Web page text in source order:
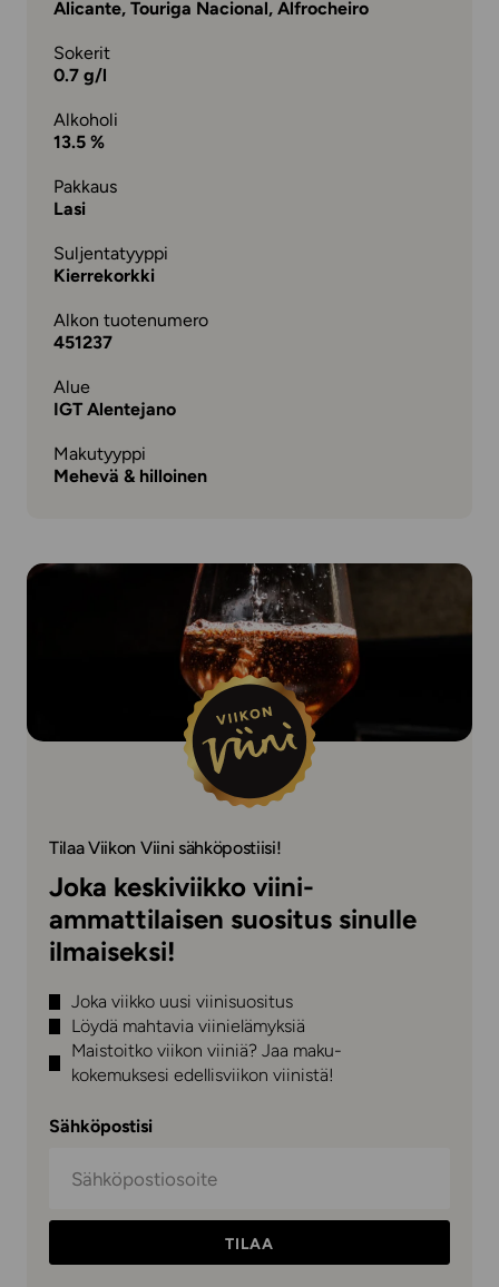
Alicante, Touriga Nacional, Alfrocheiro
Sokerit
0.7 g/l
Alkoholi
13.5 %
Pakkaus
Lasi
Suljentatyyppi
Kierrekorkki
Alkon tuotenumero
451237
Alue
IGT Alentejano
Makutyyppi
Mehevä & hilloinen
Tilaa Viikon Viini sähköpostiisi!
Joka keskiviikko viini-
ammattilaisen suositus sinulle
ilmaiseksi!
Joka viikko uusi viinisuositus
Löydä mahtavia viinielämyksiä
Maistoitko viikon viiniä? Jaa maku-
kokemuksesi edellisviikon viinistä!
Sähköpostisi
TILAA